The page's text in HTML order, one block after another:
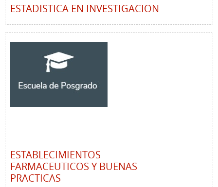
ESTADISTICA EN INVESTIGACION
ESTABLECIMIENTOS
FARMACEUTICOS Y BUENAS
PRACTICAS